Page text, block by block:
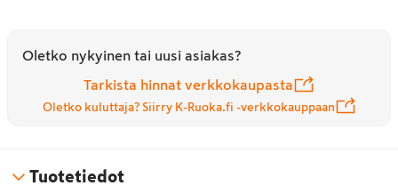
Oletko nykyinen tai uusi asiakas?
Tarkista hinnat verkkokaupasta
Oletko kuluttaja? Siirry K-Ruoka.fi -verkkokauppaan
Tuotetiedot